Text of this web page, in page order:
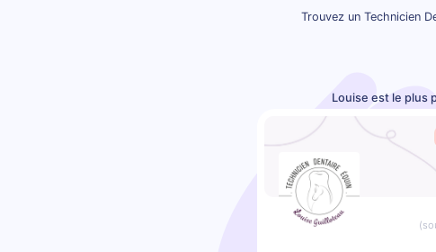
Trouvez un Technicien
Louise est le plus